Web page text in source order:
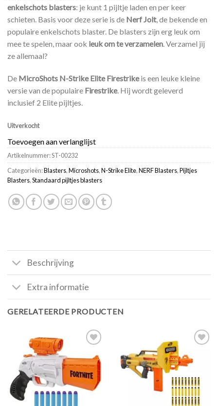
enkelschots blasters: je kunt 1 pijltje laden en per keer
schieten. Basis voor deze serie is de Nerf Jolt, de bekende en
populaire enkelschots blaster. De blasters zijn erg leuk om
mee te spelen, maar ook leuk om te verzamelen. Verzamel jij
ze allemaal?
De MicroShots N-Strike Elite Firestrikeis een leuke kleine
versie van de populaire Firestrike. Hij wordt geleverd
inclusief 2 Elite pijltjes.
Uitverkocht
Toevoegen aan verlanglijst
Artikelnummer:ST-00232
Categorieën:Blasters,Microshots,N-Strike Elite,NERF Blasters,Pijltjes
Blasters,Standaard pijltjes blasters
Beschrijving
Extra informatie
GERELATEERDE PRODUCTEN
aan
verlanglijst
Toevoegen
aan
verlanglijst